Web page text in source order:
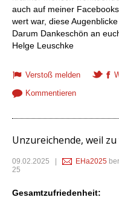
auch auf meiner
wert war, diese
Darum Dankeschön an
Helge Leuschke
Verstoß melden
Kommentieren
Unzureichende, weil
09.02.2025 EHa2025
25
Gesamtzufriedenheit: